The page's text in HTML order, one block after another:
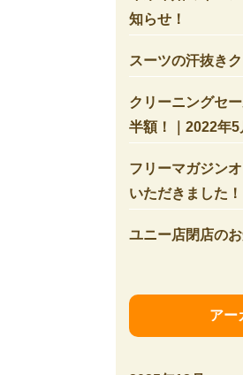
知らせ！
スーツの汗抜き
クリーニングセ
半額！｜2022年5
フリーマガジン
いただきました！
ユニー店閉店の
アー